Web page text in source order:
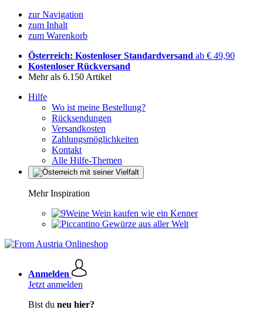
zur Navigation
zum Inhalt
zum Warenkorb
Österreich: Kostenloser Standardversand ab € 49,90
Kostenloser Rückversand
Mehr als 6.150 Artikel
Hilfe
Wo ist meine Bestellung?
Rücksendungen
Versandkosten
Zahlungsmöglichkeiten
Kontakt
Alle Hilfe-Themen
Mehr Inspiration
Wein kaufen wie ein Kenner
Gewürze aus aller Welt
Anmelden
Jetzt anmelden
Bist du neu hier?